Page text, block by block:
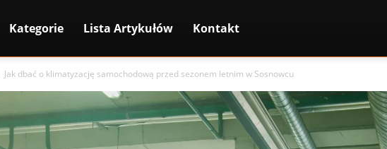
Kategorie Lista Artykułów Kontakt
Jak dbać o klimatyzację samochodową przed sezonem letnim w Sosnowcu